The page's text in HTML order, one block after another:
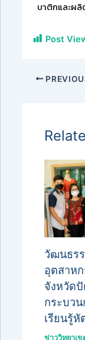
บาติกและผ
Post
วัฒนธร
อุตสาห
จังหวัด
กระบว
เรียนรู้
ข่าววิทยาเ